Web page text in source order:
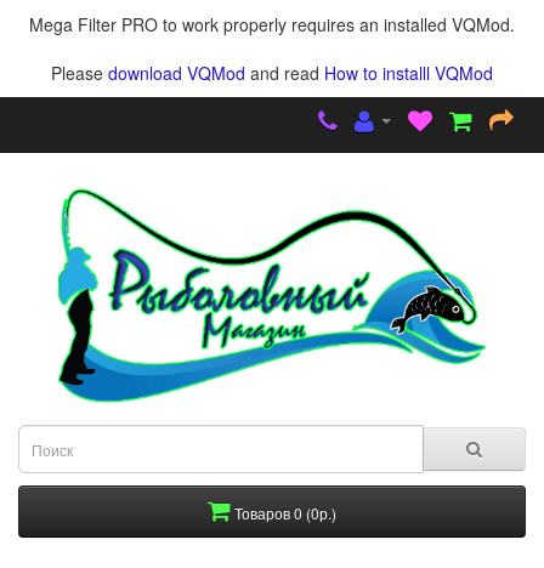
Mega Filter PRO to work properly requires an installed VQMod.
Please download VQMod and read How to installl VQMod
Товаров 0 (0р.)